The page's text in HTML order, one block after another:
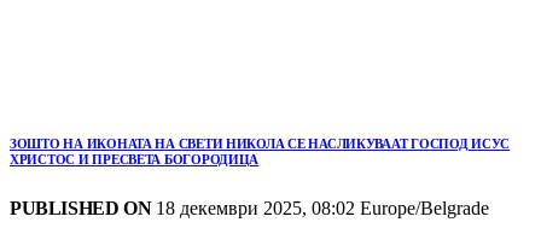
ЗОШТО НА ИКОНАТА НА СВЕТИ НИКОЛА СЕ НАСЛИКУВААТ ГОСПОД ИСУС
ХРИСТОС И ПРЕСВЕТА БОГОРОДИЦА
PUBLISHED ON18 декември 2025, 08:02 Europe/Belgrade